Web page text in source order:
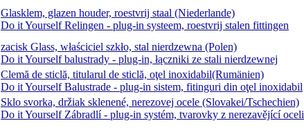
Glasklem, glazen houder, roestvrij staal (Niederlande)
Do it Yourself Relingen - plug-in systeem, roestvrij stalen fittingen
zacisk Glass, właściciel szkło, stal nierdzewna (Polen)
Do it Yourself balustrady - plug-in, łączniki ze stali nierdzewnej
Clemă de sticlă, titularul de sticlă, oţel inoxidabil(Rumänien)
Do it Yourself Balustrade - plug-in sistem, fitinguri din oţel inoxidabil
Sklo svorka, držiak sklenené, nerezovej ocele (Slovakei/Tschechien)
Do it Yourself Zábradlí - plug-in systém, tvarovky z nerezavějící oceli